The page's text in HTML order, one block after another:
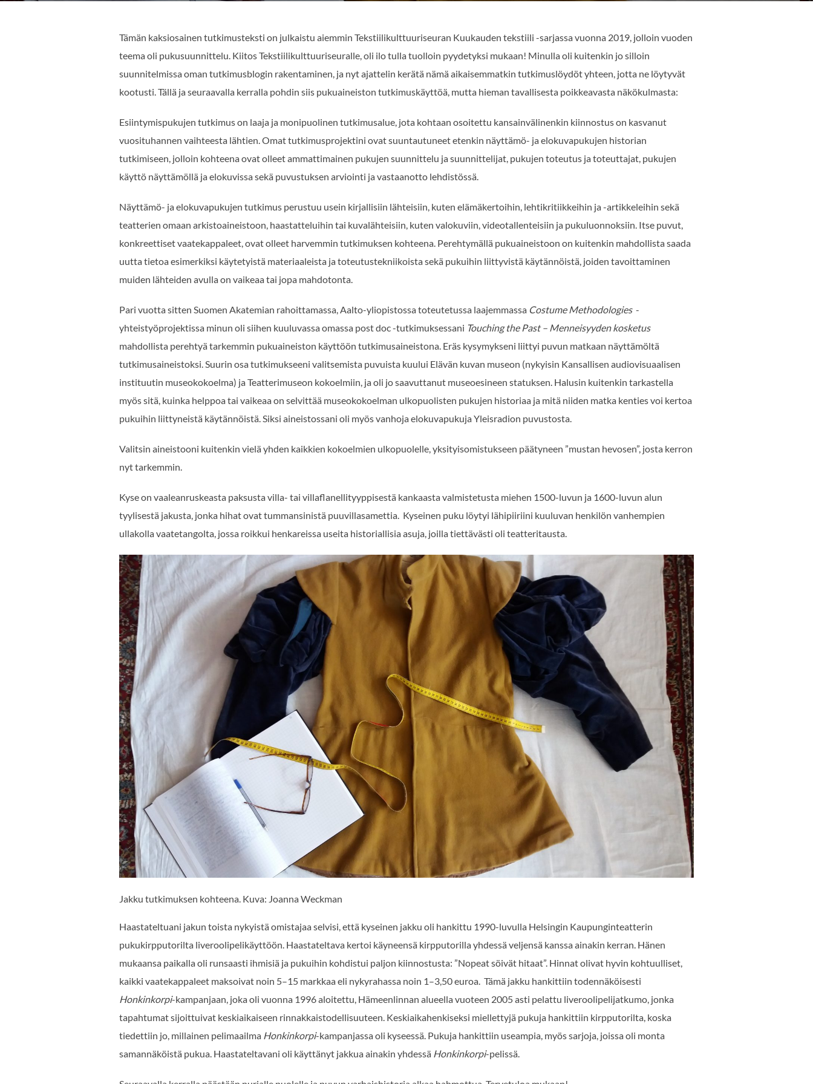
Tämän kaksiosainen tutkimusteksti on julkaistu aiemmin Tekstiilikulttuuriseuran Kuukauden tekstiili -sarjassa vuonna 2019, jolloin vuoden
teema oli pukusuunnittelu. Kiitos Tekstiilikulttuuriseuralle, oli ilo tulla tuolloin pyydetyksi mukaan! Minulla oli kuitenkin jo silloin
suunnitelmissa oman tutkimusblogin rakentaminen, ja nyt ajattelin kerätä nämä aikaisemmatkin tutkimuslöydöt yhteen, jotta ne löytyvät
kootusti. Tällä ja seuraavalla kerralla pohdin siis pukuaineiston tutkimuskäyttöä, mutta hieman tavallisesta poikkeavasta näkökulmasta:
Esiintymispukujen tutkimus on laaja ja monipuolinen tutkimusalue, jota kohtaan osoitettu kansainvälinenkin kiinnostus on kasvanut
vuosituhannen vaihteesta lähtien. Omat tutkimusprojektini ovat suuntautuneet etenkin näyttämö- ja elokuvapukujen historian
tutkimiseen, jolloin kohteena ovat olleet ammattimainen pukujen suunnittelu ja suunnittelijat, pukujen toteutus ja toteuttajat, pukujen
käyttö näyttämöllä ja elokuvissa sekä puvustuksen arviointi ja vastaanotto lehdistössä.
Näyttämö- ja elokuvapukujen tutkimus perustuu usein kirjallisiin lähteisiin, kuten elämäkertoihin, lehtikritiikkeihin ja -artikkeleihin sekä
teatterien omaan arkistoaineistoon, haastatteluihin tai kuvalähteisiin, kuten valokuviin, videotallenteisiin ja pukuluonnoksiin. Itse puvut,
konkreettiset vaatekappaleet, ovat olleet harvemmin tutkimuksen kohteena. Perehtymällä pukuaineistoon on kuitenkin mahdollista saada
uutta tietoa esimerkiksi käytetyistä materiaaleista ja toteutustekniikoista sekä pukuihin liittyvistä käytännöistä, joiden tavoittaminen
muiden lähteiden avulla on vaikeaa tai jopa mahdotonta.
Pari vuotta sitten Suomen Akatemian rahoittamassa, Aalto-yliopistossa toteutetussa laajemmassa Costume Methodologies-
yhteistyöprojektissa minun oli siihen kuuluvassa omassa post doc -tutkimuksessani Touching the Past – Menneisyyden kosketus
mahdollista perehtyä tarkemmin pukuaineiston käyttöön tutkimusaineistona. Eräs kysymykseni liittyi puvun matkaan näyttämöltä
tutkimusaineistoksi. Suurin osa tutkimukseeni valitsemista puvuista kuului Elävän kuvan museon (nykyisin Kansallisen audiovisuaalisen
instituutin museokokoelma) ja Teatterimuseon kokoelmiin, ja oli jo saavuttanut museoesineen statuksen. Halusin kuitenkin tarkastella
myös sitä, kuinka helppoa tai vaikeaa on selvittää museokokoelman ulkopuolisten pukujen historiaa ja mitä niiden matka kenties voi kertoa
pukuihin liittyneistä käytännöistä. Siksi aineistossani oli myös vanhoja elokuvapukuja Yleisradion puvustosta.
Valitsin aineistooni kuitenkin vielä yhden kaikkien kokoelmien ulkopuolelle, yksityisomistukseen päätyneen ”mustan hevosen”, josta kerron
nyt tarkemmin.
Kyse on vaaleanruskeasta paksusta villa- tai villaflanellityyppisestä kankaasta valmistetusta miehen 1500-luvun ja 1600-luvun alun
tyylisestä jakusta, jonka hihat ovat tummansinistä puuvillasamettia. Kyseinen puku löytyi lähipiiriini kuuluvan henkilön vanhempien
ullakolla vaatetangolta, jossa roikkui henkareissa useita historiallisia asuja, joilla tiettävästi oli teatteritausta.
Jakku tutkimuksen kohteena. Kuva: Joanna Weckman
Haastateltuani jakun toista nykyistä omistajaa selvisi, että kyseinen jakku oli hankittu 1990-luvulla Helsingin Kaupunginteatterin
pukukirpputorilta liveroolipelikäyttöön. Haastateltava kertoi käyneensä kirpputorilla yhdessä veljensä kanssa ainakin kerran. Hänen
mukaansa paikalla oli runsaasti ihmisiä ja pukuihin kohdistui paljon kiinnostusta: ”Nopeat söivät hitaat”. Hinnat olivat hyvin kohtuulliset,
kaikki vaatekappaleet maksoivat noin 5–15 markkaa eli nykyrahassa noin 1–3,50 euroa. Tämä jakku hankittiin todennäköisesti
Honkinkorpi-kampanjaan, joka oli vuonna 1996 aloitettu, Hämeenlinnan alueella vuoteen 2005 asti pelattu liveroolipelijatkumo, jonka
tapahtumat sijoittuivat keskiaikaiseen rinnakkaistodellisuuteen. Keskiaikahenkiseksi miellettyjä pukuja hankittiin kirpputorilta, koska
tiedettiin jo, millainen pelimaailma Honkinkorpi-kampanjassa oli kyseessä. Pukuja hankittiin useampia, myös sarjoja, joissa oli monta
samannäköistä pukua. Haastateltavani oli käyttänyt jakkua ainakin yhdessä Honkinkorpi-pelissä.